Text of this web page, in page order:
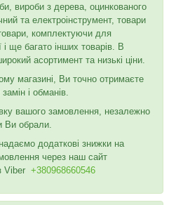
вироби з дерева, оцинкованого
та електроінструмент, товари
комплектуючи для
і ще багато інших товарів. В
асортимент та низькі ціни.
магазині, Ви точно отримаєте
і обманів.
вашого замовлення, незалежно
Ви обрали.
додаткові знижки на
через наш сайт
Viber +380968660546